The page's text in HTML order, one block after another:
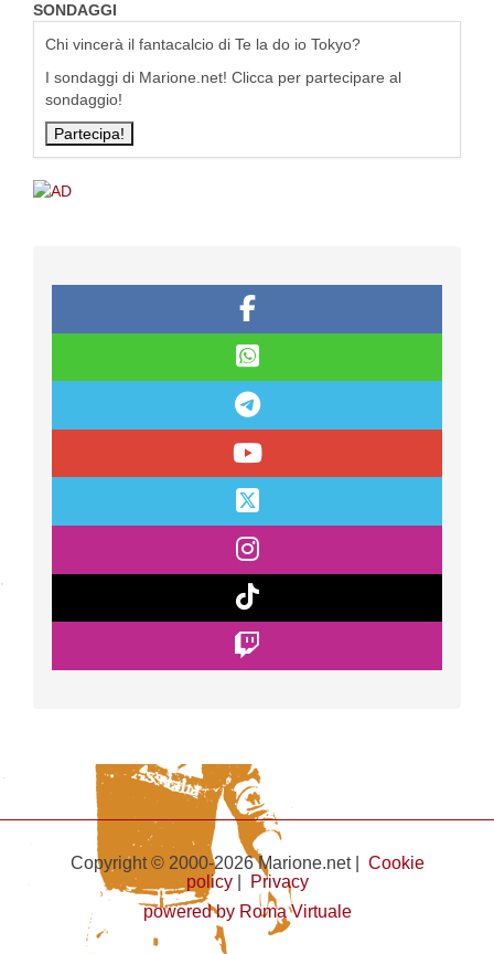
SONDAGGI
Chi vincerà il fantacalcio di Te la do io Tokyo?
I sondaggi di Marione.net! Clicca per partecipare al
sondaggio!
Copyright © 2000-2026 Marione.net | Cookie
policy|
Privacy
powered by Roma Virtuale